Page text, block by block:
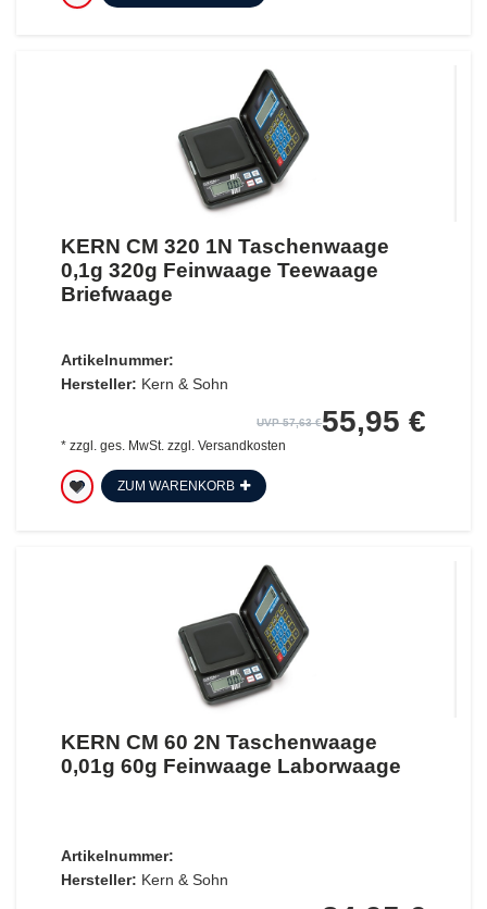
KERN CM 320 1N Taschenwaage
0,1g 320g Feinwaage Teewaage
Briefwaage
Artikelnummer:
Hersteller: Kern & Sohn
UVP 57,63 €55,95 €
* zzgl. ges. MwSt.zzgl. Versandkosten
ZUM WARENKORB
KERN CM 60 2N Taschenwaage
0,01g 60g Feinwaage Laborwaage
Artikelnummer:
Hersteller: Kern & Sohn